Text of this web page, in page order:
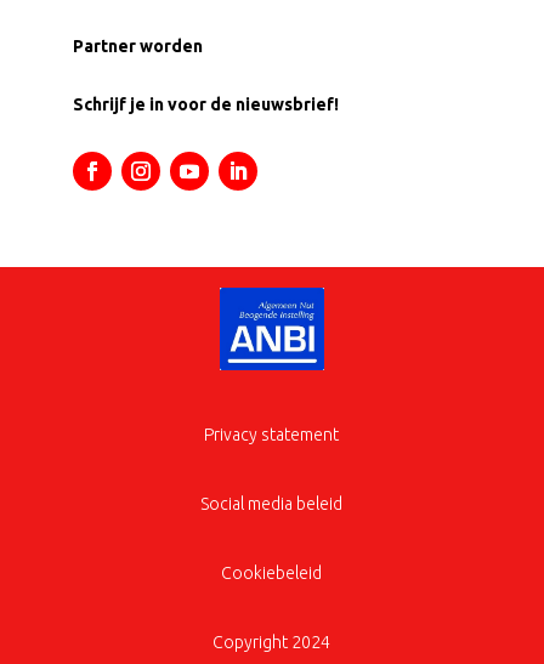
Partner worden
Schrijf je in voor de nieuwsbrief!
Privacy statement
Social media beleid
Cookiebeleid
Copyright 2024